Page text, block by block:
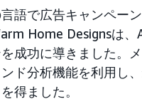
語で広告キャンペーン
Home Designsは、
成功に導きました。
ド分析機能を利用し
得ました。